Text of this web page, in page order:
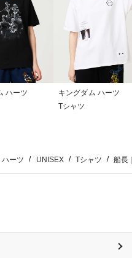
ハーツ
キングダム ハーツ
Tシャツ
ハーツ UNISEX Tシャツ 船長